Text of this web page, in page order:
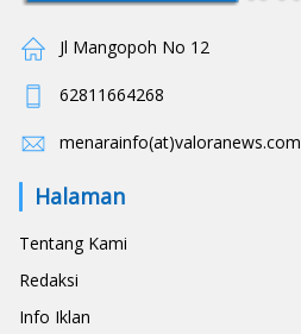
Jl Mangopoh No 12
62811664268
menarainfo(at)valoranews.com
Halaman
Tentang Kami
Redaksi
Info Iklan